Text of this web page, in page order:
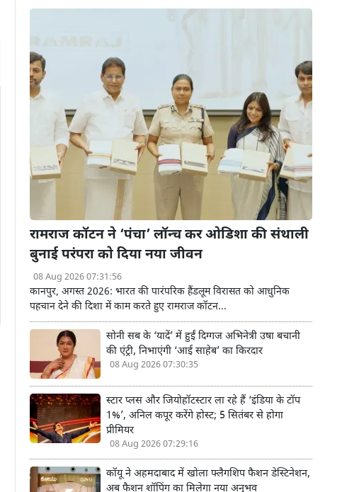
रामराज कॉटन ने ‘पंचा’ लॉन्च कर ओडिशा की संथाली
बुनाई परंपरा को दिया नया जीवन
08 Aug 2026 07:31:56
कानपुर, अगस्त 2026: भारत की पारंपरिक हैंडलूम विरासत को आधुनिक
पहचान देने की दिशा में काम करते हुए रामराज कॉटन...
सोनी सब के ‘यादें’ में हुईं दिग्गज अभिनेत्री उषा बचानी
की एंट्री, निभाएंगी ‘आई साहेब’ का किरदार
08 Aug 2026 07:30:35
स्टार प्लस और जियोहॉटस्टार ला रहे हैं ‘इंडिया के टॉप
1%’, अनिल कपूर करेंगे होस्ट; 5 सितंबर से होगा
प्रीमियर
08 Aug 2026 07:29:16
कॉयू ने अहमदाबाद में खोला फ्लैगशिप फैशन डेस्टिनेशन,
अब फैशन शॉपिंग का मिलेगा नया अनुभव